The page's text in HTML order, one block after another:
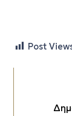
Post